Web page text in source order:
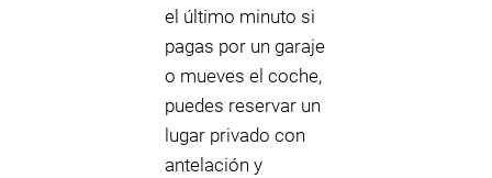
el último minuto si
pagas por un garaje
o mueves el coche,
puedes reservar un
lugar privado con
antelación y